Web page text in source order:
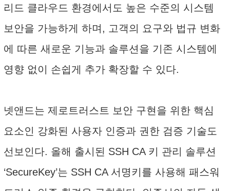
리드 클라우드 환경에서도 높은 수준의 시스템
보안을 가능하게 하며, 고객의 요구와 법규 변화
에 따른 새로운 기능과 솔루션을 기존 시스템에
영향 없이 손쉽게 추가 확장할 수 있다.
넷앤드는 제로트러스트 보안 구현을 위한 핵심
요소인 강화된 사용자 인증과 권한 검증 기술도
선보인다. 올해 출시된 SSH CA 키 관리 솔루션
‘SecureKey’는 SSH CA 서명키를 사용해 패스워